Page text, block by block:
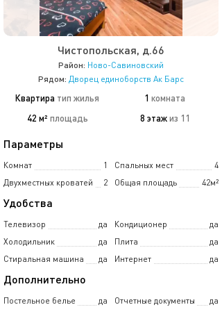
Чистопольская, д.66
Район: Ново-Савиновский
Рядом: Дворец единоборств Ак Барс
Квартира тип жилья 1 комната
42 м² площадь 8 этаж из 11
Параметры
Комнат 1 Спальных мест
4
Двухместных кроватей
2 Общая площадь 42м²
Удобства
Телевизор да Кондиционер
да
Холодильник
да Плита
да
Стиральная машина
да Интернет да
Дополнительно
Постельное белье да Отчетные документы
да